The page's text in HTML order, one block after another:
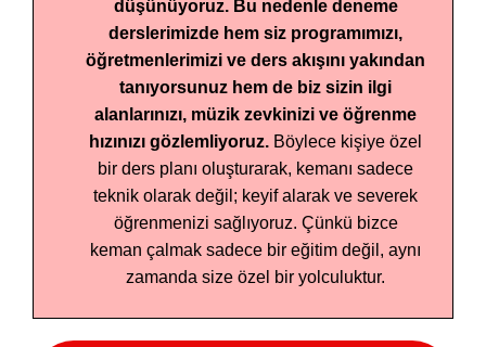
düşünüyoruz. Bu nedenle deneme
derslerimizde hem siz programımızı,
öğretmenlerimizi ve ders akışını yakından
tanıyorsunuz hem de biz sizin ilgi
alanlarınızı, müzik zevkinizi ve öğrenme
hızınızı gözlemliyoruz. Böylece kişiye özel
bir ders planı oluşturarak, kemanı sadece
teknik olarak değil; keyif alarak ve severek
öğrenmenizi sağlıyoruz. Çünkü bizce
keman çalmak sadece bir eğitim değil, aynı
zamanda size özel bir yolculuktur.